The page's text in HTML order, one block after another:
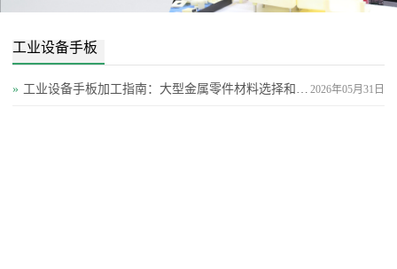
工业设备手板
2026年05月31日
» 工业设备手板加工指南：大型金属零件材料选择和密封壳体技术要点